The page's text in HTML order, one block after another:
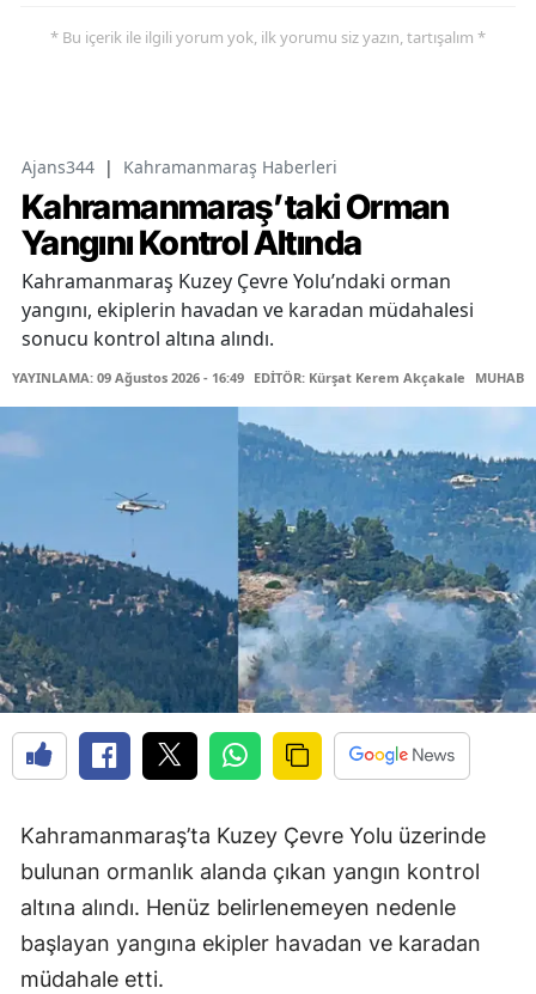
* Bu içerik ile ilgili yorum yok, ilk yorumu siz yazın, tartışalım *
Ajans344 | Kahramanmaraş Haberleri
Kahramanmaraş’taki Orman
Yangını Kontrol Altında
Kahramanmaraş Kuzey Çevre Yolu’ndaki orman
yangını, ekiplerin havadan ve karadan müdahalesi
sonucu kontrol altına alındı.
YAYINLAMA: 09 Ağustos 2026 - 16:49 EDİTÖR: Kürşat Kerem Akçakale
Kahramanmaraş’ta Kuzey Çevre Yolu üzerinde
bulunan ormanlık alanda çıkan yangın kontrol
altına alındı. Henüz belirlenemeyen nedenle
başlayan yangına ekipler havadan ve karadan
müdahale etti.